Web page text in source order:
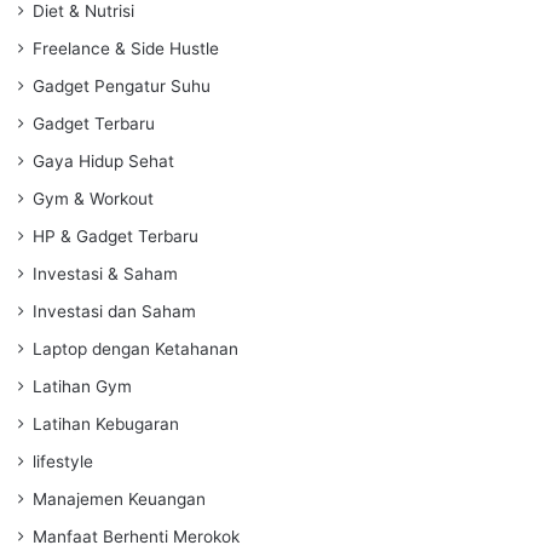
Diet & Nutrisi
Freelance & Side Hustle
Gadget Pengatur Suhu
Gadget Terbaru
Gaya Hidup Sehat
Gym & Workout
HP & Gadget Terbaru
Investasi & Saham
Investasi dan Saham
Laptop dengan Ketahanan
Latihan Gym
Latihan Kebugaran
lifestyle
Manajemen Keuangan
Manfaat Berhenti Merokok